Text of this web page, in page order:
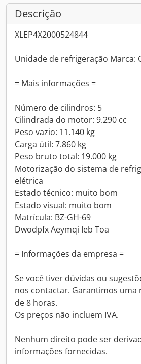
Descrição
XLEP4X2000524844
Unidade de refrigeração Marca:
= Mais informações =
Número de cilindros: 5
Cilindrada do motor: 9.290 cc
Peso vazio: 11.140 kg
Carga útil: 7.860 kg
Peso bruto total: 19.000 kg
Motorização do sistema de
elétrica
Estado técnico: muito bom
Estado visual: muito bom
Matrícula: BZ-GH-69
Dwodpfx Aeymqi Ieb Toa
= Informações da empresa =
Se você tiver dúvidas ou
nos contactar. Garantimos uma
de 8 horas.
Os preços não incluem IVA.
Nenhum direito pode ser
informações fornecidas.